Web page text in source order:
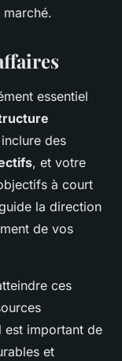
essentiel
des
, et votre
à court
la direction
de vos
ces
est important de
et